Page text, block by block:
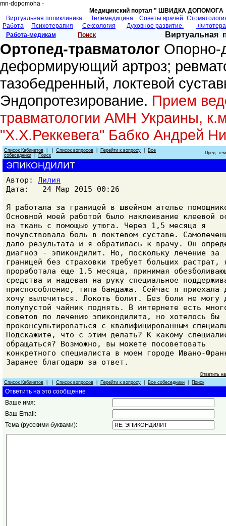
mn-dopomoha -
Медицинский портал " ШВИДКА
Виртуальная поликлиника
Телемедицина Советы врачей
Работа
Психотерапия Сексология Духовное развитие.
Работа-медикам
Поиск Виртуальная
Ортопед-травматолог Опорно-
деформирующий артроз;
тазобедренный, локтевой
Эндопротезирование. Прием
травматологии АМН Украины,
"Х.Х.Реккевега" Бабко Андрей
Список Кабинетов Список вопросов Перейти к вопросу
Все
собеседники
Поиск Пред.
ЭПИКОНДИЛИТ
Автор: Лилия
Дата: 24 Мар 2015 00:26
Я работала за границей в швейном ателье
Основной моей работой было наклеивание клеевой
на ткань с помощью утюга. Через 1,5 месяца я
почувствовала боль в локтевом суставе.
дало результата и я обратилась к врачу. Он
диагноз - эпикондилит. Но, поскольку лечение за
границей без страховки требует больших растрат,
проработала еще 1.5 месяца, принимая
средства и надевая на руку специальное
приспособление, типа бандажа. Сейчас я приехала
хочу вылечиться. Локоть болит. Без боли не могу
полупустой чайник поднять. В интернете есть
советов по лечению эпикондилита, но хотелось бы
проконсультироваться с квалифицированным
Подскажите, что с этим делать? К какому
обращаться? Возможно, вы можете посоветовать
конкретного специалиста в моем городе Ивано-
Заранее благодарю за ответ.
Ответить
Список Кабинетов
Список вопросов Перейти к вопросу Все собеседники Поиск
Ответить на это сообщение
Ваше имя:
Ваш Email:
Тема (русскими буквами):